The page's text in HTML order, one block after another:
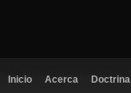
Inicio Acerca Doctrina